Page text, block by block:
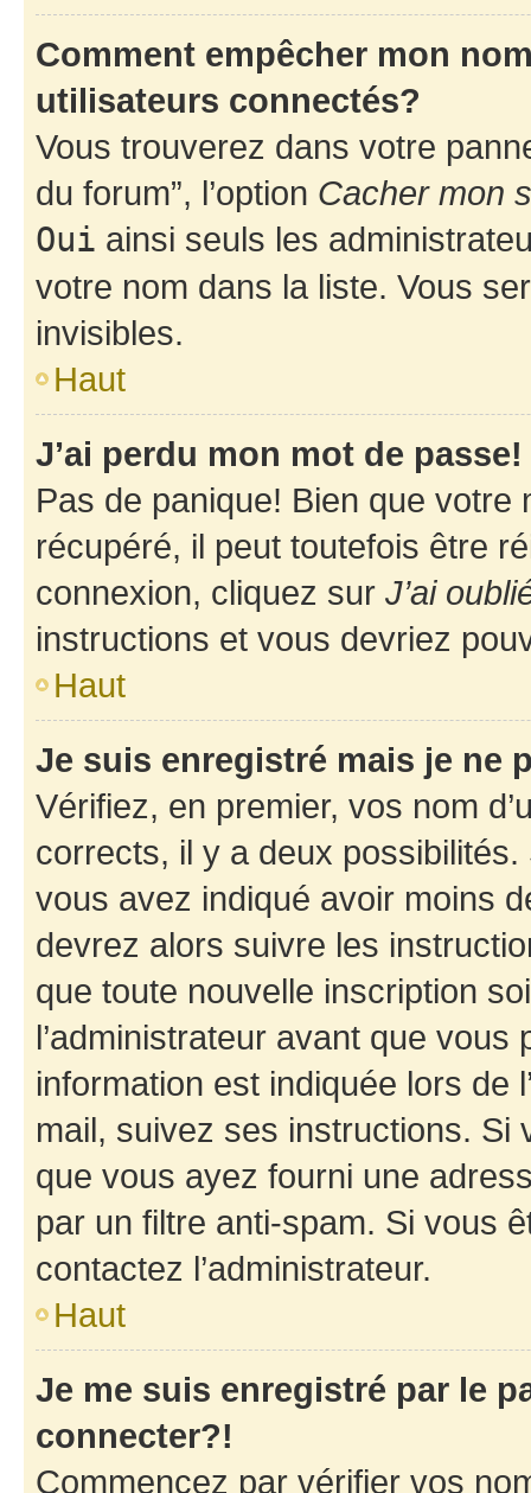
Comment empêcher mon
utilisateurs connectés?
Vous trouverez dans votre
du forum”, l’option Cacher mon
Oui ainsi seuls les
votre nom dans la liste. Vous
invisibles.
Haut
J’ai perdu mon mot de passe!
Pas de panique! Bien que
récupéré, il peut toutefois être
connexion, cliquez sur J’ai
instructions et vous devriez
Haut
Je suis enregistré mais je ne
Vérifiez, en premier, vos nom
corrects, il y a deux
vous avez indiqué avoir moins
devrez alors suivre les
que toute nouvelle inscription
l’administrateur avant que
information est indiquée lors de
mail, suivez ses instructions. Si
que vous ayez fourni une
par un filtre anti-spam. Si vous
contactez l’administrateur.
Haut
Je me suis enregistré par le
connecter?!
Commencez par vérifier vos